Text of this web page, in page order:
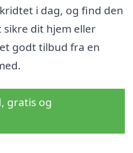
i dag, og find den
dit hjem eller
godt tilbud fra en
gratis og